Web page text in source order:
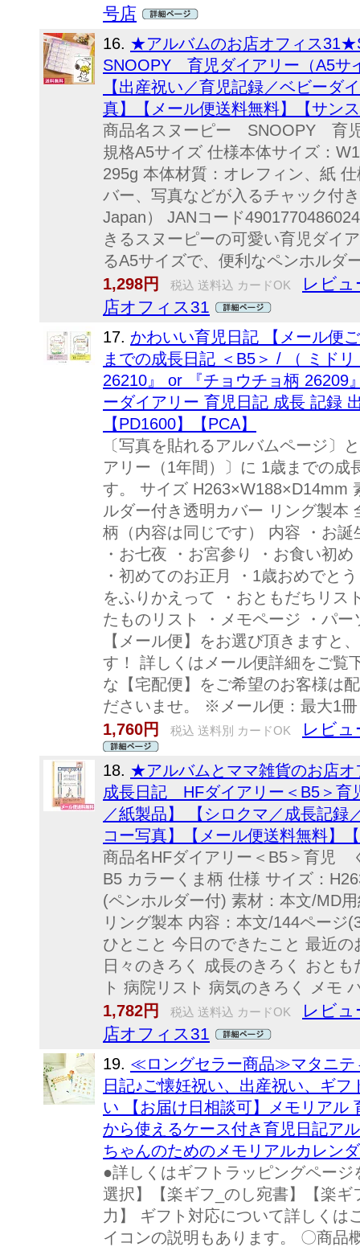
号店
16. ★アルバムのお店オフィス
SNOOPY 育児ダイアリー（A5
【出産祝い／育児記録／ベビーダ
真】【メール便送料無料】【サン
商品名スヌーピー SNOOPY 育
規格A5サイズ 仕様本体サイズ：
295g 本体材質：オレフィン、紙
バー、写真などが入るチャック付
Japan） JANコード
きるスヌーピーの可愛い育児ダイ
るA5サイズで、便利なペンホルダ
1,298円
税込 送料込 カードOK
レビュ
店オフィス31
17. かわいい育児日記 【メール便
までの成長日記 ＜B5＞ / （ ミド
26210』 or 『チョウチョ柄 26209
ーダイアリー 育児日記 成長 記録
【PD1600】【PCA】
〔写真を貼れるアルバムページ〕
アリー（1年間）〕に 1歳までの成
す。 サイズ H263×W188×D14mm
ルダー付き透明カバー リング製本
柄（内容は同じです） 内容 ・お
・お七夜 ・お宮参り ・お食い初
・初めてのお正月 ・1歳おめでと
をふりかえって ・おともだちリス
たものリスト ・メモページ ・パ
【メール便】をお選び頂きますと
す！ 詳しくはメール便詳細をご
な【宅配便】をご希望のお客様は
ださいませ。 ※メール便：最大1
1,760円
税込 送料別 カードOK レビュ
18. ★アルバムとママ雑貨のお店
成長日記 HFダイアリー＜B5＞
／紙製品】 【シロクマ／成長記録
コー写真】【メール便送料無料】
商品名HFダイアリー＜B5＞育児
B5 カラーくま柄 仕様 サイズ：
(ペンホルダー付) 素材：本文/MD
リング製本 内容：本文/144ページ
ひとこと 今日のできたこと 最近
日々のきろく 成長のきろく おと
ト 病院リスト 病気のきろく メモ
1,782円
税込 送料込 カードOK
レビュ
店オフィス31
19. ≪ロングセラー商品≫マタニテ
日記♪ご懐妊祝い、出産祝い、ギ
い 【お届け日相談可】メモリア
から使えるケース付き育児日記ア
ちゃんのためのメモリアルカレン
●詳しくはギフトラッピングペー
選択】【楽ギフ_のし宛書】【楽
力】 ギフト対応について詳しく
イコンの説明もあります。 〇商品